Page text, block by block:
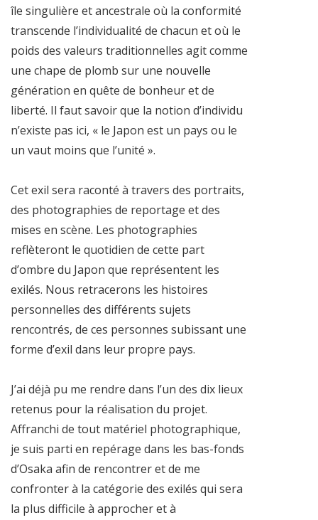
île singulière et ancestrale où la conformité
transcende l’individualité de chacun et où le
poids des valeurs traditionnelles agit comme
une chape de plomb sur une nouvelle
génération en quête de bonheur et de
liberté. Il faut savoir que la notion d’individu
n’existe pas ici, « le Japon est un pays ou le
un vaut moins que l’unité ».
Cet exil sera raconté à travers des portraits,
des photographies de reportage et des
mises en scène. Les photographies
reflèteront le quotidien de cette part
d’ombre du Japon que représentent les
exilés. Nous retracerons les histoires
personnelles des différents sujets
rencontrés, de ces personnes subissant une
forme d’exil dans leur propre pays.
J’ai déjà pu me rendre dans l’un des dix lieux
retenus pour la réalisation du projet.
Affranchi de tout matériel photographique,
je suis parti en repérage dans les bas-fonds
d’Osaka afin de rencontrer et de me
confronter à la catégorie des exilés qui sera
la plus difficile à approcher et à